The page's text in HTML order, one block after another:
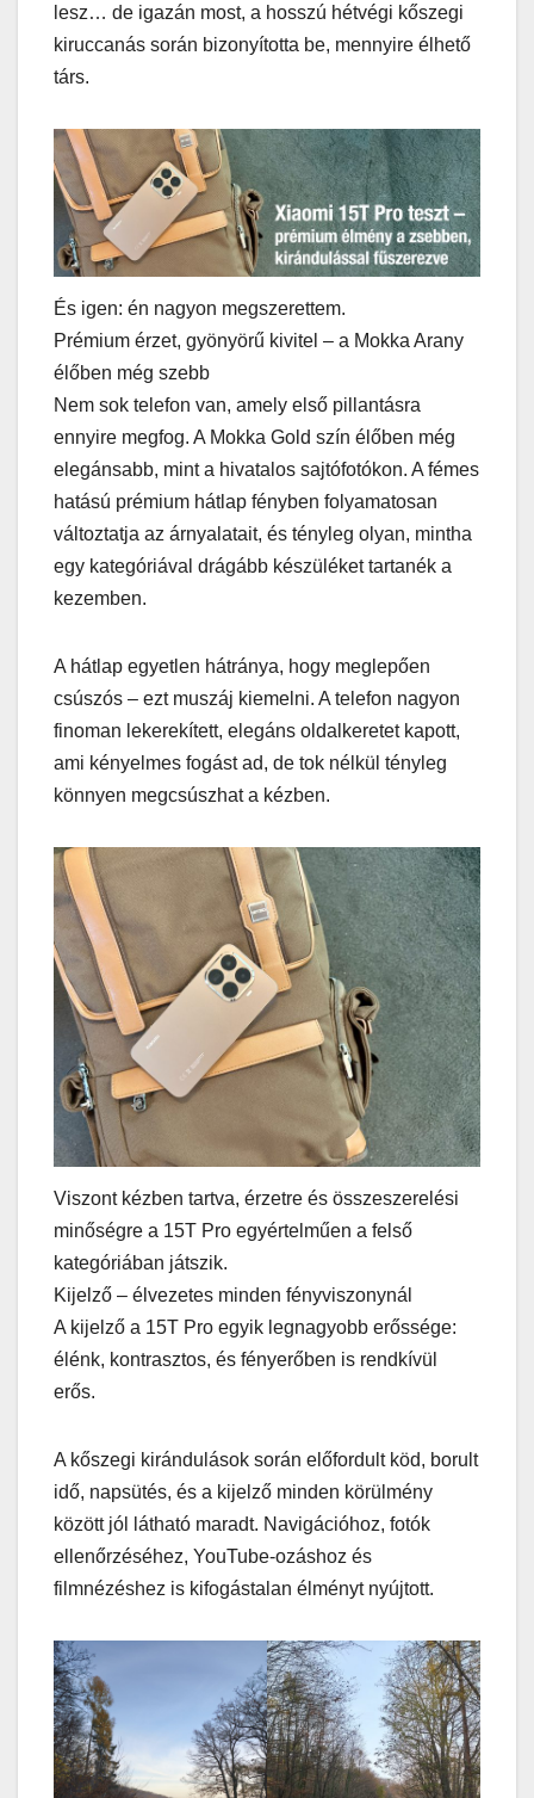
lesz… de igazán most, a hosszú hétvégi kőszegi
kiruccanás során bizonyította be, mennyire élhető
társ.
És igen: én nagyon megszerettem.
Prémium érzet, gyönyörű kivitel – a Mokka Arany
élőben még szebb
Nem sok telefon van, amely első pillantásra
ennyire megfog. A Mokka Gold szín élőben még
elegánsabb, mint a hivatalos sajtófotókon. A fémes
hatású prémium hátlap fényben folyamatosan
változtatja az árnyalatait, és tényleg olyan, mintha
egy kategóriával drágább készüléket tartanék a
kezemben.
A hátlap egyetlen hátránya, hogy meglepően
csúszós – ezt muszáj kiemelni. A telefon nagyon
finoman lekerekített, elegáns oldalkeretet kapott,
ami kényelmes fogást ad, de tok nélkül tényleg
könnyen megcsúszhat a kézben.
Viszont kézben tartva, érzetre és összeszerelési
minőségre a 15T Pro egyértelműen a felső
kategóriában játszik.
Kijelző – élvezetes minden fényviszonynál
A kijelző a 15T Pro egyik legnagyobb erőssége:
élénk, kontrasztos, és fényerőben is rendkívül
erős.
A kőszegi kirándulások során előfordult köd, borult
idő, napsütés, és a kijelző minden körülmény
között jól látható maradt. Navigációhoz, fotók
ellenőrzéséhez, YouTube-ozáshoz és
filmnézéshez is kifogástalan élményt nyújtott.